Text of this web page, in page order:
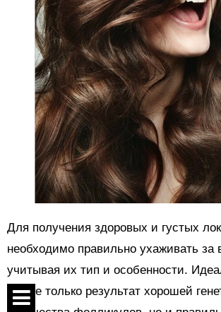
Для получения здоровых и густых
необходимо правильно ухаживать за
учитывая их тип и особенности.
это не только результат хорошей